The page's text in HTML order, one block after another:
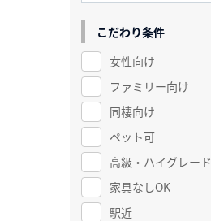
こだわり条件
女性向け
ファミリー向け
同棲向け
ペット可
高級・ハイグレード
家具なしOK
駅近